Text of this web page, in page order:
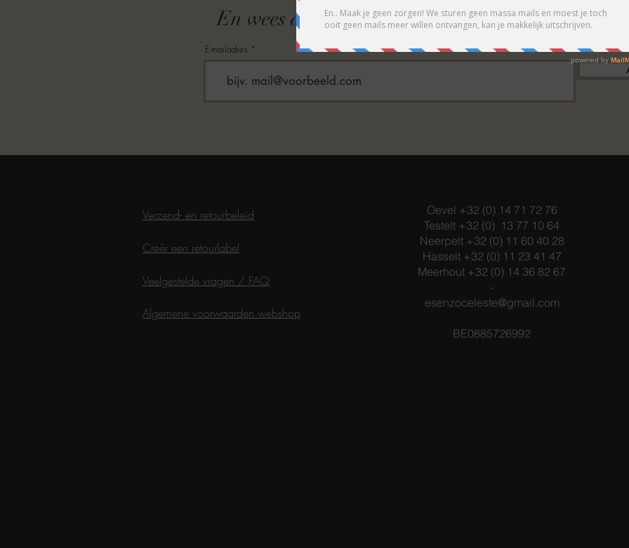
En wees als eerste op de hoogte van acties en- /
E-mailadres
Verzend- en retourbeleid
Creër een retourlabel
Veelgestelde vragen / FAQ
Oevel +32 (0) 14 71 72 76
Testelt +32 (0) 13 77 10 64
Neerpelt +32 (0) 11 60 40 28
Hasselt +32 (0) 11 23 41 47
Meerhout +32 (0) 14 36 82 67
-
esenzoceleste@gmail.com
BE0885726992
Algemene voorwaarden webshop